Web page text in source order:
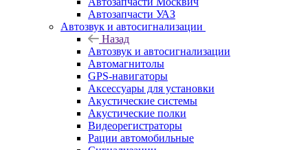
Автозапчасти УАЗ
Автозвук и автосигнализации
Назад
Автозвук и автосигнализации
Автомагнитолы
GPS-навигаторы
Аксессуары для установки
Акустические системы
Акустические полки
Видеорегистраторы
Рации автомобильные